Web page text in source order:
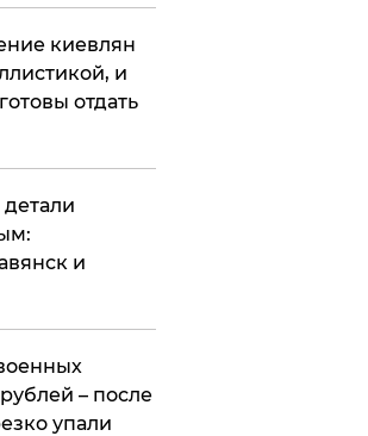
киевлян
и
отдать
и
– после
упали